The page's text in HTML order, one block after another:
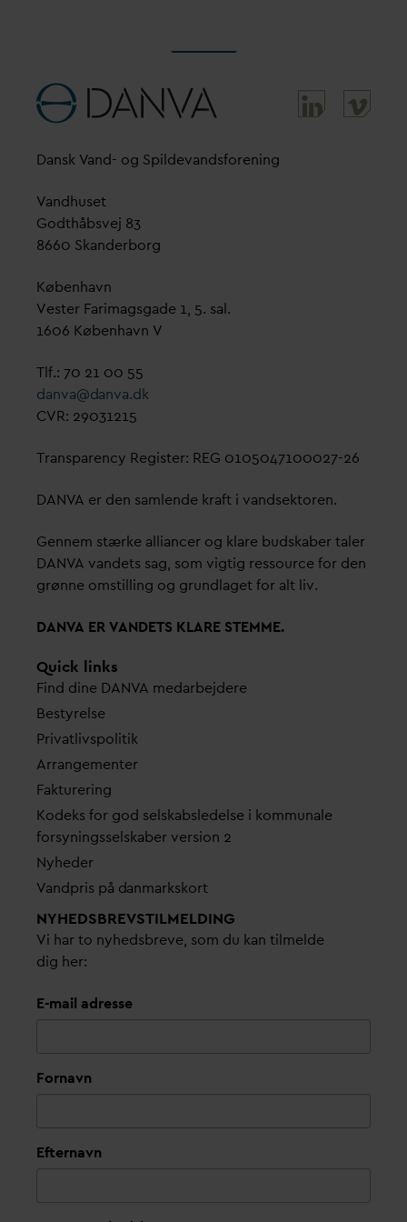
Dansk Vand- og Spildevandsforening
Vandhuset
Godthåbsvej 83
8660 Skanderborg
København
Vester Farimagsgade 1, 5. sal.
1606 København V
Tlf.: 70 21 00 55
danva@danva.dk
CVR: 29031215
Transparency Register: REG 0105047100027-26
DANVA er den samlende kraft i vandsektoren.
Gennem stærke alliancer og klare budskaber taler
DANVA vandets sag, som vigtig ressource for den
grønne omstilling og grundlaget for alt liv.
DANVA ERVANDETS KLARE STEMME.
Quick links
Find dine DANVA medarbejdere
Bestyrelse
Privatlivspolitik
Arrangementer
Fakturering
Kodeks for god selskabsledelse i kommunale
forsyningsselskaber version 2
Nyheder
Vandpris på danmarkskort
NYHEDSBREVS­TILMELDING
Vi har to nyhedsbreve, som du kan tilmelde
dig her:
E-mail adresse
Fornavn
Efternavn